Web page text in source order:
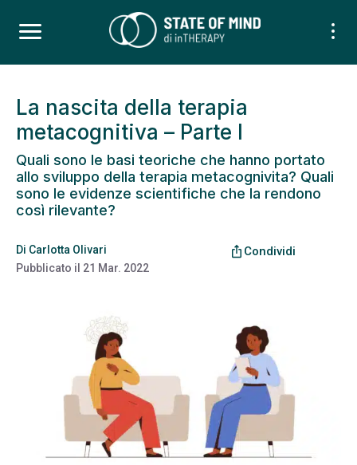
La nascita della terapia
metacognitiva – Parte I
Quali sono le basi teoriche che hanno portato
allo sviluppo della terapia metacognivita? Quali
sono le evidenze scientifiche che la rendono
così rilevante?
Di Carlotta Olivari
Pubblicato il 21 Mar. 2022
ios_share Condividi